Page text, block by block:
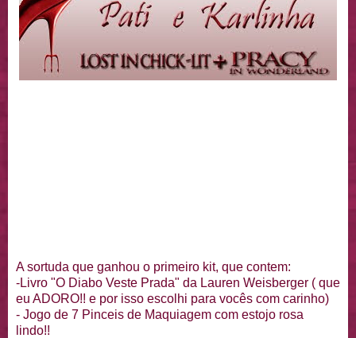
A sortuda que ganhou o primeiro kit, que contem:
-Livro "O Diabo Veste Prada" da Lauren Weisberger ( que
eu ADORO!! e por isso escolhi para vocês com carinho)
- Jogo de 7 Pinceis de Maquiagem com estojo rosa
lindo!!